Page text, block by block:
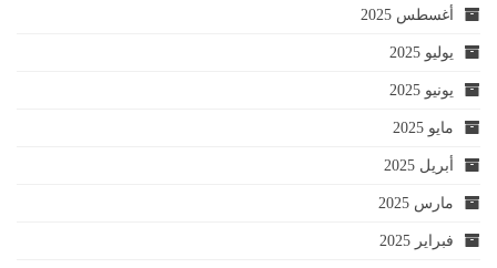
أغسطس 2025
يوليو 2025
يونيو 2025
مايو 2025
أبريل 2025
مارس 2025
فبراير 2025